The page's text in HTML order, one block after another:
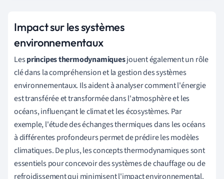
Impact sur les systèmes
environnementaux
Lesprincipes thermodynamiquesjouent également un rôle
clé dans la compréhension et la gestion des systèmes
environnementaux. Ils aident à analyser comment l'énergie
est transférée et transformée dans l'atmosphère et les
océans, influençant le climat et les écosystèmes. Par
exemple, l'étude des échanges thermiques dans les océans
à différentes profondeurs permet de prédire les modèles
climatiques. De plus, les concepts thermodynamiques sont
essentiels pour concevoir des systèmes de chauffage ou de
refroidissement qui minimisent l'impact environnemental.